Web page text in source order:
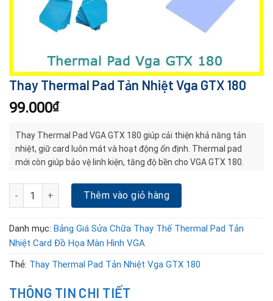
Thay Thermal Pad Tản Nhiệt Vga GTX 180
99.000₫
Thay Thermal Pad VGA GTX 180 giúp cải thiện khả năng tản
nhiệt, giữ card luôn mát và hoạt động ổn định. Thermal pad
mới còn giúp bảo vệ linh kiện, tăng độ bền cho VGA GTX 180.
Thay Thermal Pad Tản Nhiệt Vga GTX 180 số lượng
Thêm vào giỏ hàng
Danh mục: Bảng Giá Sửa Chữa Thay Thế Thermal Pad Tản
Nhiệt Card Đồ Họa Màn Hình VGA
Thẻ: Thay Thermal Pad Tản Nhiệt Vga GTX 180
THÔNG TIN CHI TIẾT